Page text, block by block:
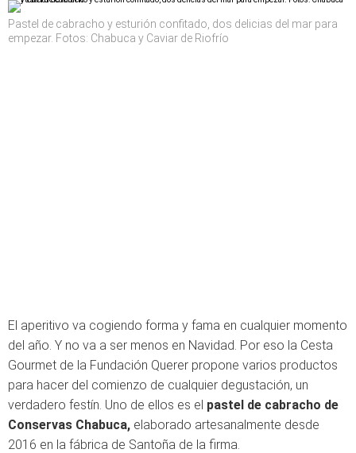
Pastel de cabracho y esturión confitado, dos delicias del mar para
empezar. Fotos: Chabuca y Caviar de Riofrío
El aperitivo va cogiendo forma y fama en cualquier momento
del año. Y no va a ser menos en Navidad. Por eso la Cesta
Gourmet de la Fundación Querer propone varios productos
para hacer del comienzo de cualquier degustación, un
verdadero festín. Uno de ellos es el pastel de cabracho de
Conservas Chabuca, elaborado artesanalmente desde
2016 en la fábrica de Santoña de la firma.